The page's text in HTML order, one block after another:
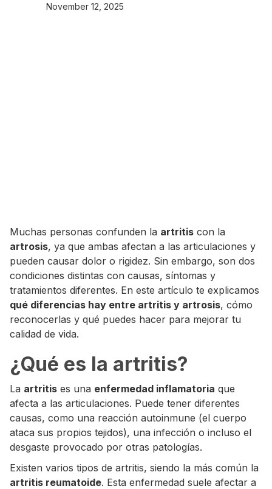
November 12, 2025
Muchas personas confunden la artritis con la
artrosis, ya que ambas afectan a las articulaciones y
pueden causar dolor o rigidez. Sin embargo, son dos
condiciones distintas con causas, síntomas y
tratamientos diferentes. En este artículo te explicamos
qué diferencias hay entre artritis y artrosis, cómo
reconocerlas y qué puedes hacer para mejorar tu
calidad de vida.
¿Qué es la artritis?
La artritis es una enfermedad inflamatoria que
afecta a las articulaciones. Puede tener diferentes
causas, como una reacción autoinmune (el cuerpo
ataca sus propios tejidos), una infección o incluso el
desgaste provocado por otras patologías.
Existen varios tipos de artritis, siendo la más común la
artritis reumatoide. Esta enfermedad suele afectar a